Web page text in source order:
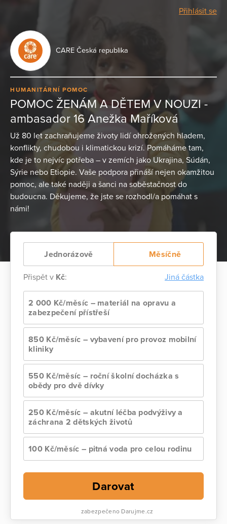
Přihlásit se
CARE Česká republika
HUMANITÁRNÍ POMOC
POMOC ŽENÁM A DĚTEM V NOUZI -
ambasador 16 Anežka Maříková
Už 80 let zachraňujeme životy lidí ohrožených hladem,
konflikty, chudobou i klimatickou krizí. Pomáháme tam,
kde je to nejvíc potřeba – v zemích jako Ukrajina, Súdán,
Sýrie nebo Etiopie. Vaše podpora přináší nejen okamžitou
pomoc, ale také naději a šanci na soběstačnost do
budoucna. Děkujeme, že jste se rozhodl/a pomáhat s
námi!
Jednorázově Měsíčně
Přispět v Kč: Jiná částka
2 000 Kč/měsíc – materiál na opravu a
zabezpečení přístřeší
850 Kč/měsíc – vybavení pro provoz mobilní
kliniky
550 Kč/měsíc – roční školní docházka s
obědy pro dvě dívky
250 Kč/měsíc – akutní léčba podvýživy a
záchrana 2 dětských životů
100 Kč/měsíc – pitná voda pro celou rodinu
Darovat
zabezpečeno Darujme.cz